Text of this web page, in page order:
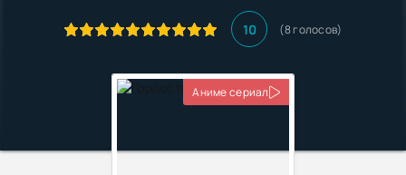
10 (8голосов)
Аниме сериал